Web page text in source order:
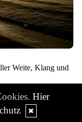
Weite, Klang und
Hier
✖